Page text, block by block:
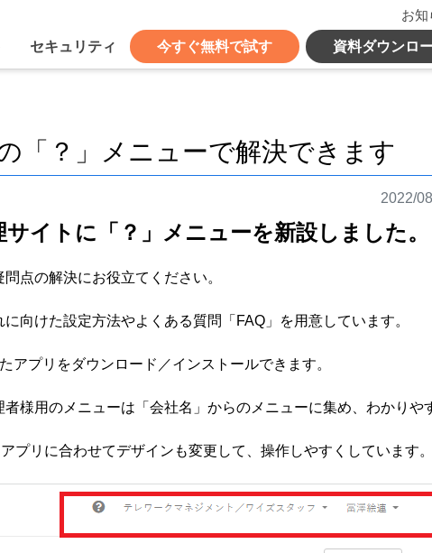
お知
セキュリティ 今すぐ無料で試す 資料ダウンロ
「？」メニューで解決できます
2022/
イトに「？」メニューを新設しました。
点の解決にお役立てください。
向けた設定方法やよくある質問「FAQ」を用意しています。
アプリをダウンロード／インストールできます。
様用のメニューは「会社名」からのメニューに集め、わかりや
リに合わせてデザインも変更して、操作しやすくしています。